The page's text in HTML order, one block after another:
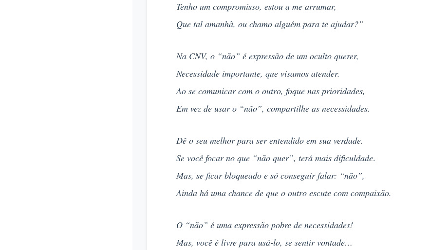
Tenho um compromisso, estou a me arrumar,
Que tal amanhã, ou chamo alguém para te ajudar?”
Na CNV, o “não” é expressão de um oculto querer,
Necessidade importante, que visamos atender.
Ao se comunicar com o outro, foque nas prioridades,
Em vez de usar o “não”, compartilhe as necessidades.
Dê o seu melhor para ser entendido em sua verdade.
Se você focar no que “não quer”, terá mais dificuldade.
Mas, se ficar bloqueado e só conseguir falar: “não”,
Ainda há uma chance de que o outro escute com compaixão.
O “não” é uma expressão pobre de necessidades!
Mas, você é livre para usá-lo, se sentir vontade…